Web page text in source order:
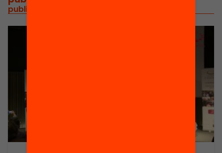
publicacions i vídeos relacionats